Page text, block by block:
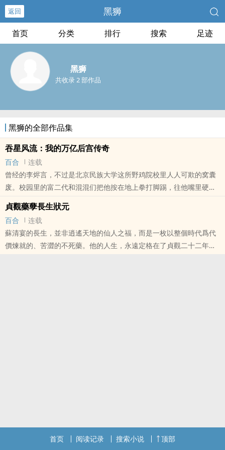
返回 黑狮
首页 分类 排行 搜索 足迹
黑狮
共收录 2 部作品
黑狮的全部作品集
吞星风流：我的万亿后宫传奇
百合
连载
曾经的李烬言，不过是北京民族大学这所野鸡院校里人人可欺的窝囊
废。校园里的富二代和混混们把他按在地上拳打脚踢，往他嘴里硬塞
却不敢言。那根尚未觉醒的普通肉棒，更是只能在深夜里默默勃起，
忍受着屈辱带来的隐秘渴望。直到河北十渡那场意外，他误吞了从天
而降的克洛坦星三级文明星核，冰冷威严的星核瞬间融进血肉，亿万
年宇宙威能彻底觉醒。从此他的人生彻底开
貞觀藥孽長生狀元
百合
连载
蘇清宴的長生，並非逍遙天地的仙人之福，而是一枚以整個時代爲代
價煉就的、苦澀的不死藥。他的人生，永遠定格在了貞觀二十二年的
首页 阅读记录 搜索小说 顶部